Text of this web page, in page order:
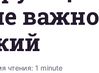
важно
чтения: 1 minute